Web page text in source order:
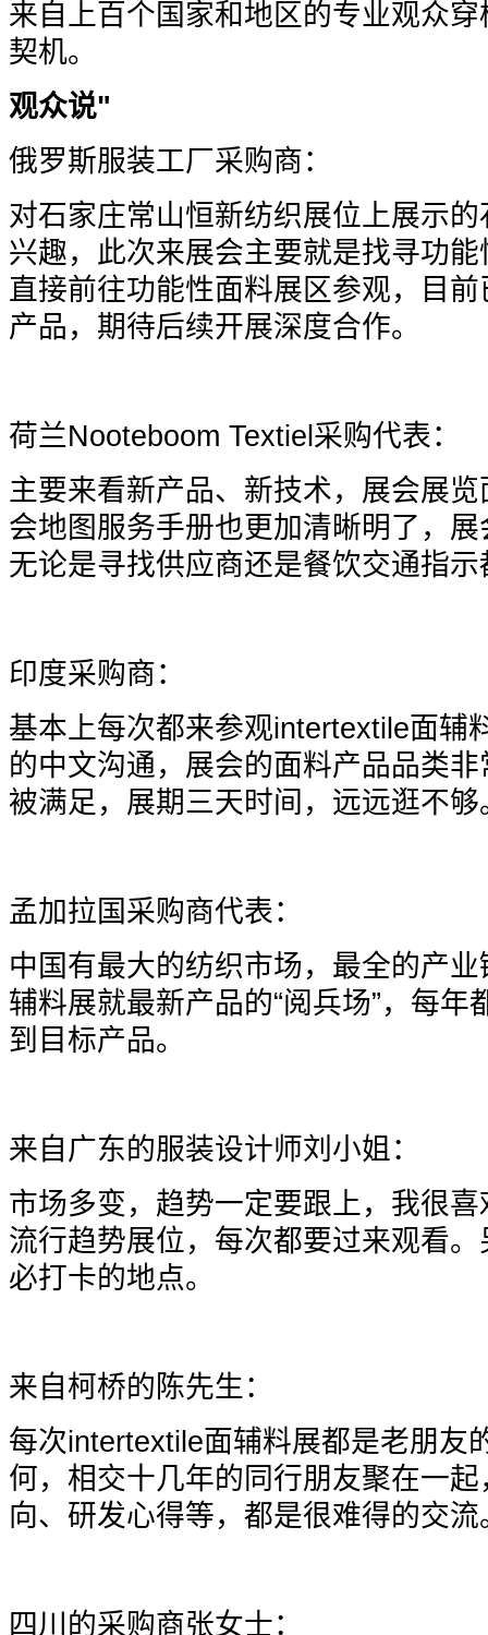
来自上百个国家和地区的专业观众
契机。
观众说"
俄罗斯服装工厂采购商：
对石家庄常山恒新纺织展位上展示
兴趣，此次来展会主要就是找寻功
直接前往功能性面料展区参观，目
产品，期待后续开展深度合作。
荷兰Nooteboom Textiel采购代表：
主要来看新产品、新技术，展会展
会地图服务手册也更加清晰明了，
无论是寻找供应商还是餐饮交通指
印度采购商：
基本上每次都来参观intertextile面辅
的中文沟通，展会的面料产品品类
被满足，展期三天时间，远远逛不够
孟加拉国采购商代表：
中国有最大的纺织市场，最全的产
辅料展就最新产品的“阅兵场”，每
到目标产品。
来自广东的服装设计师刘小姐：
市场多变，趋势一定要跟上，我很
流行趋势展位，每次都要过来观看
必打卡的地点。
来自柯桥的陈先生：
每次intertextile面辅料展都是老朋友
何，相交十几年的同行朋友聚在一
向、研发心得等，都是很难得的交流
四川的采购商张女士：